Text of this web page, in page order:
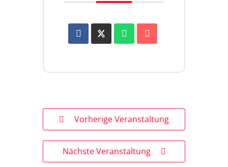
Vorherige Veranstaltung
Nächste Veranstaltung